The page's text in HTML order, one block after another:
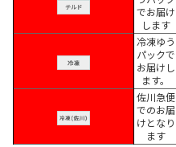
でお届け
します
冷凍ゆう
パックで
お届けし
ます。
佐川急便
でのお届
けとなり
ます